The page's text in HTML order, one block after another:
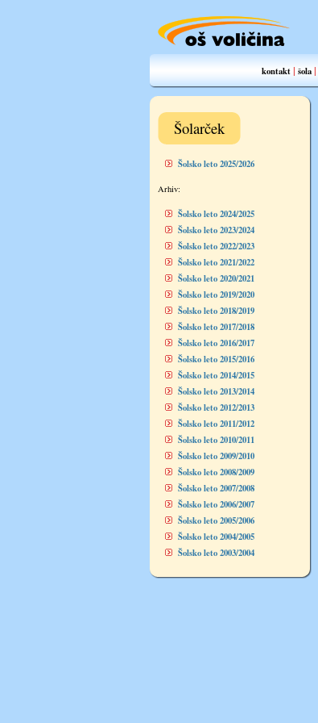
kontakt | šola |
Šolarček
Šolsko leto 2025/2026
Arhiv:
Šolsko leto 2024/2025
Šolsko leto 2023/2024
Šolsko leto 2022/2023
Šolsko leto 2021/2022
Šolsko leto 2020/2021
Šolsko leto 2019/2020
Šolsko leto 2018/2019
Šolsko leto 2017/2018
Šolsko leto 2016/2017
Šolsko leto 2015/2016
Šolsko leto 2014/2015
Šolsko leto 2013/2014
Šolsko leto 2012/2013
Šolsko leto 2011/2012
Šolsko leto 2010/2011
Šolsko leto 2009/2010
Šolsko leto 2008/2009
Šolsko leto 2007/2008
Šolsko leto 2006/2007
Šolsko leto 2005/2006
Šolsko leto 2004/2005
Šolsko leto 2003/2004